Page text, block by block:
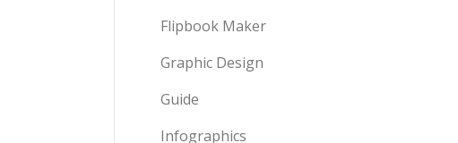
Flipbook Maker
Graphic Design
Guide
Infographics